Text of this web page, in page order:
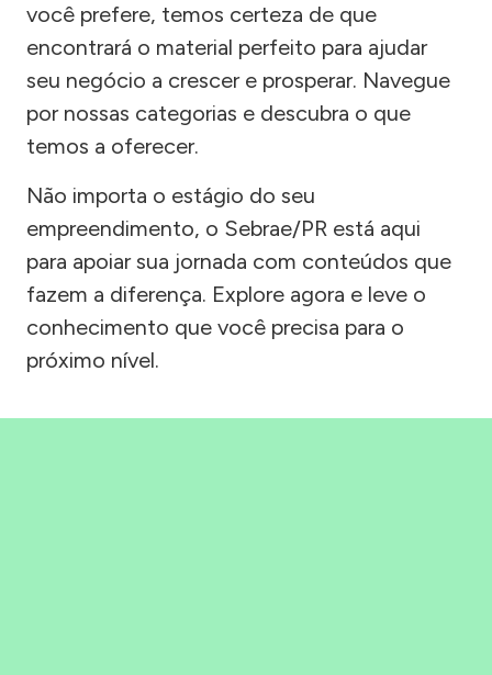
você prefere, temos certeza de que
encontrará o material perfeito para ajudar
seu negócio a crescer e prosperar. Navegue
por nossas categorias e descubra o que
temos a oferecer.
Não importa o estágio do seu
empreendimento, o Sebrae/PR está aqui
para apoiar sua jornada com conteúdos que
fazem a diferença. Explore agora e leve o
conhecimento que você precisa para o
próximo nível.